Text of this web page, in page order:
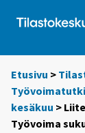
Etusivu >
kesäkuu >
Työvoima